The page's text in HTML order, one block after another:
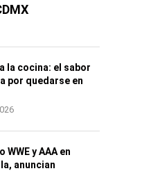
la cocina: el sabor
por quedarse en
WWE y AAA en
anuncian